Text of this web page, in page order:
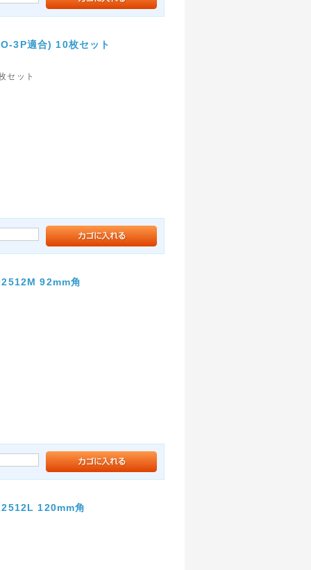
3P適合) 10枚セット
セット
92mm角
120mm角